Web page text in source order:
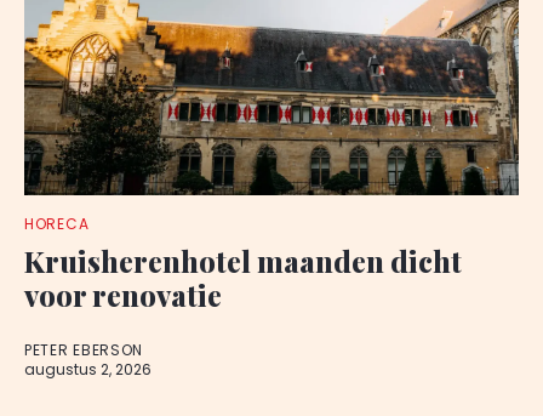
HORECA
Kruisherenhotel maanden dicht
voor renovatie
PETER EBERSON
augustus 2, 2026